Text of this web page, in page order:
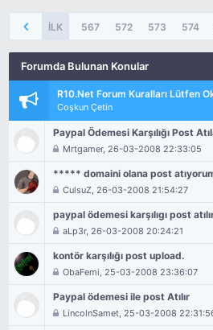
İLK 567 572 573 574
Forumda Bulunan Konular
R10.Net Forum Kuralları Lütfen
Coşkun Çetin
Paypal Ödemesi Karşılığı Post
Mrtgamer, 26-03-2008 22:33:05
***** domaini olana post
CulsuZ, 26-03-2008 21:54:27
paypal ödemesi karşılıgı post
aLp3r, 26-03-2008 20:24:21
kontör karşılığı post upload.
ObaFemi, 25-03-2008 23:36:07
Paypal ödemesi ile post Atılır
LincolnSamet, 25-03-2008